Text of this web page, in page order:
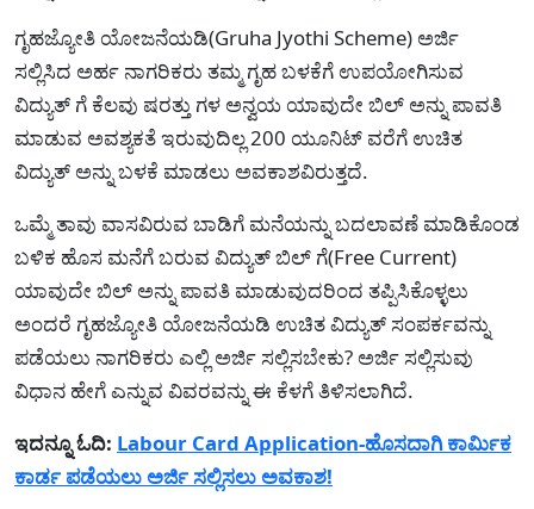
ಗೃಹಜ್ಯೋತಿ ಯೋಜನೆಯಡಿ(Gruha Jyothi Scheme) ಅರ್ಜಿ
ಸಲ್ಲಿಸಿದ ಅರ್ಹ ನಾಗರಿಕರು ತಮ್ಮ ಗೃಹ ಬಳಕೆಗೆ ಉಪಯೋಗಿಸುವ
ವಿದ್ಯುತ್ ಗೆ ಕೆಲವು ಷರತ್ತು ಗಳ ಅನ್ವಯ ಯಾವುದೇ ಬಿಲ್ ಅನ್ನು ಪಾವತಿ
ಮಾಡುವ ಅವಶ್ಯಕತೆ ಇರುವುದಿಲ್ಲ 200 ಯೂನಿಟ್ ವರೆಗೆ ಉಚಿತ
ವಿದ್ಯುತ್ ಅನ್ನು ಬಳಕೆ ಮಾಡಲು ಅವಕಾಶವಿರುತ್ತದೆ.
ಒಮ್ಮೆ ತಾವು ವಾಸವಿರುವ ಬಾಡಿಗೆ ಮನೆಯನ್ನು ಬದಲಾವಣೆ ಮಾಡಿಕೊಂಡ
ಬಳಿಕ ಹೊಸ ಮನೆಗೆ ಬರುವ ವಿದ್ಯುತ್ ಬಿಲ್ ಗೆ(Free Current)
ಯಾವುದೇ ಬಿಲ್ ಅನ್ನು ಪಾವತಿ ಮಾಡುವುದರಿಂದ ತಪ್ಪಿಸಿಕೊಳ್ಳಲು
ಅಂದರೆ ಗೃಹಜ್ಯೋತಿ ಯೋಜನೆಯಡಿ ಉಚಿತ ವಿದ್ಯುತ್ ಸಂಪರ್ಕವನ್ನು
ಪಡೆಯಲು ನಾಗರಿಕರು ಎಲ್ಲಿ ಅರ್ಜಿ ಸಲ್ಲಿಸಬೇಕು? ಅರ್ಜಿ ಸಲ್ಲಿಸುವು
ವಿಧಾನ ಹೇಗೆ ಎನ್ನುವ ವಿವರವನ್ನು ಈ ಕೆಳಗೆ ತಿಳಿಸಲಾಗಿದೆ.
ಇದನ್ನೂ ಓದಿ: Labour Card Application-ಹೊಸದಾಗಿ ಕಾರ್ಮಿಕ
ಕಾರ್ಡ ಪಡೆಯಲು ಅರ್ಜಿ ಸಲ್ಲಿಸಲು ಅವಕಾಶ!